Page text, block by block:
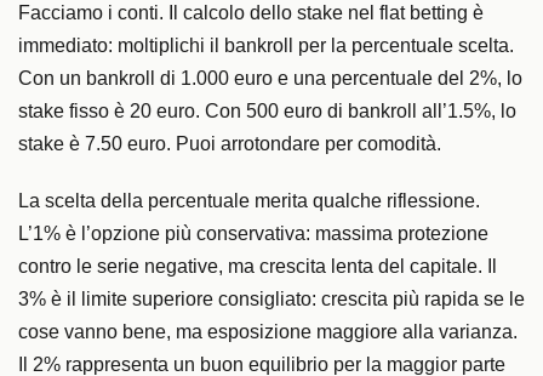
Facciamo i conti. Il calcolo dello stake nel flat betting è
immediato: moltiplichi il bankroll per la percentuale scelta.
Con un bankroll di 1.000 euro e una percentuale del 2%, lo
stake fisso è 20 euro. Con 500 euro di bankroll all’1.5%, lo
stake è 7.50 euro. Puoi arrotondare per comodità.
La scelta della percentuale merita qualche riflessione.
L’1% è l’opzione più conservativa: massima protezione
contro le serie negative, ma crescita lenta del capitale. Il
3% è il limite superiore consigliato: crescita più rapida se le
cose vanno bene, ma esposizione maggiore alla varianza.
Il 2% rappresenta un buon equilibrio per la maggior parte